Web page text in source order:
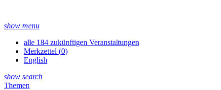
show menu
alle 184 zukünftigen Veranstaltungen
Merkzettel (0)
English
show search
Themen